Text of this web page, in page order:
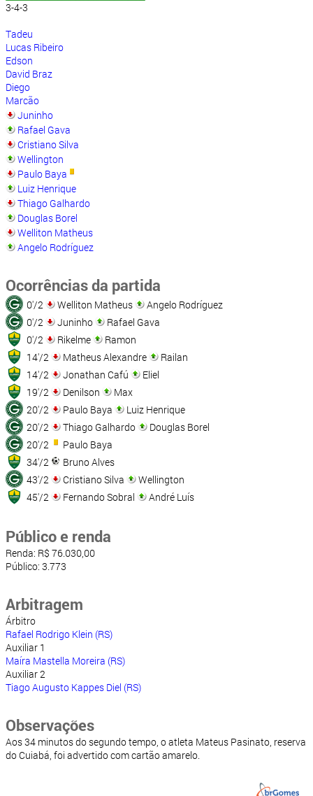
3-4-3
Tadeu
Lucas Ribeiro
Edson
David Braz
Diego
Marcão
Juninho
Rafael Gava
Cristiano Silva
Wellington
Paulo Baya
Luiz Henrique
Thiago Galhardo
Douglas Borel
Welliton Matheus
Angelo Rodríguez
Ocorrências da partida
0'/2 Welliton Matheus
Angelo Rodríguez
0'/2
Juninho
Rafael Gava
0'/2
Rikelme
Ramon
14'/2
Matheus Alexandre
Railan
14'/2
Jonathan Cafú
Eliel
19'/2
Denilson
Max
20'/2
Paulo Baya
Luiz Henrique
20'/2
Thiago Galhardo
Douglas Borel
20'/2
Paulo Baya
34'/2
Bruno Alves
43'/2
Cristiano Silva
Wellington
45'/2
Fernando Sobral André Luís
Público e renda
Renda: R$ 76.030,00
Público: 3.773
Arbitragem
Árbitro
Rafael Rodrigo Klein (RS)
Auxiliar 1
Maíra Mastella Moreira (RS)
Auxiliar 2
Tiago Augusto Kappes Diel (RS)
Observações
Aos 34 minutos do segundo tempo, o atleta Mateus Pasinato, reserva
do Cuiabá, foi advertido com cartão amarelo.